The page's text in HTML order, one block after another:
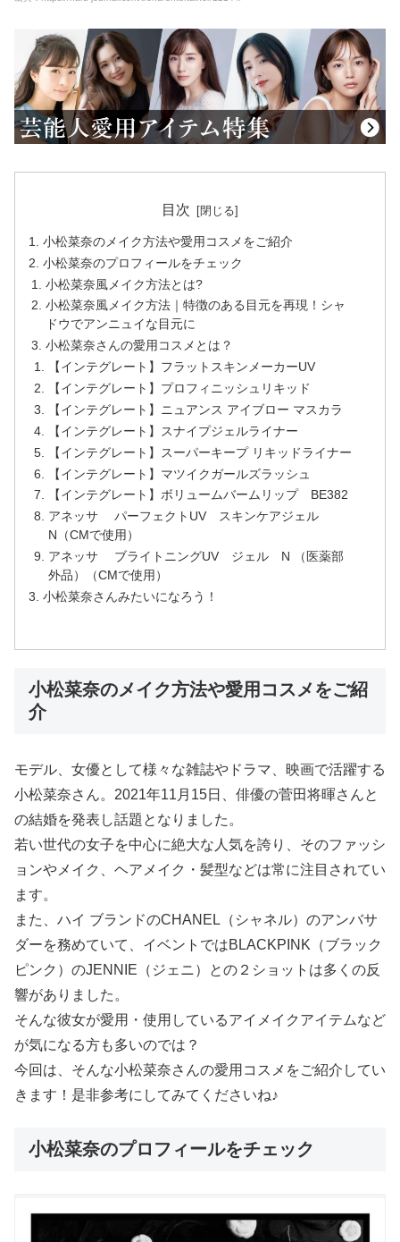
目次
小松菜奈のメイク方法や愛用コスメをご紹介
小松菜奈のプロフィールをチェック
小松菜奈風メイク方法とは?
小松菜奈風メイク方法｜特徴のある目元を再現！シャ
ドウでアンニュイな目元に
小松菜奈さんの愛用コスメとは？
【インテグレート】フラットスキンメーカーUV
【インテグレート】プロフィニッシュリキッド
【インテグレート】ニュアンス アイブロー マスカラ
【インテグレート】スナイプジェルライナー
【インテグレート】スーパーキープ リキッドライナー
【インテグレート】マツイクガールズラッシュ
【インテグレート】ボリュームバームリップ BE382
アネッサ パーフェクトUV スキンケアジェル
N（CMで使用）
アネッサ ブライトニングUV ジェル N （医薬部
外品）（CMで使用）
小松菜奈さんみたいになろう！
小松菜奈のメイク方法や愛用コスメをご紹
介
モデル、女優として様々な雑誌やドラマ、映画で活躍する
小松菜奈さん。2021年11月15日、俳優の菅田将暉さんと
の結婚を発表し話題となりました。
若い世代の女子を中心に絶大な人気を誇り、そのファッシ
ョンやメイク、ヘアメイク・髪型などは常に注目されてい
ます。
また、ハイ ブランドのCHANEL（シャネル）のアンバサ
ダーを務めていて、イベントではBLACKPINK（ブラック
ピンク）のJENNIE（ジェニ）との２ショットは多くの反
響がありました。
そんな彼女が愛用・使用しているアイメイクアイテムなど
が気になる方も多いのでは？
今回は、そんな小松菜奈さんの愛用コスメをご紹介してい
きます！是非参考にしてみてくださいね♪
小松菜奈のプロフィールをチェック